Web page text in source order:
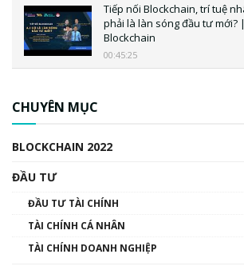
Tiếp nối Blockchain, trí tuệ
phải là làn sóng đầu tư mới?
Blockchain
00:45:25
00:02:14
Nhìn lại năm 2022: Những sự
đến hệ sinh thái tiền mã hoá |
CHUYÊN MỤC
BLOCKCHAIN 2022
ĐẦU TƯ
ĐẦU TƯ TÀI CHÍNH
TÀI CHÍNH CÁ NHÂN
TÀI CHÍNH DOANH NGHIỆP